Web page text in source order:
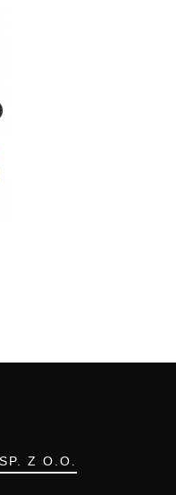
Z O.O.